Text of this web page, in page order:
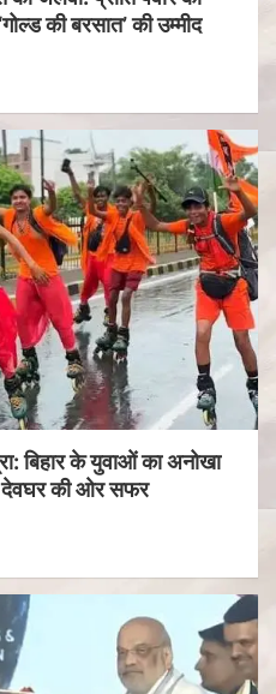
की बरसात’ की उम्मीद
बिहार के युवाओं का अनोखा
देवघर की ओर सफर